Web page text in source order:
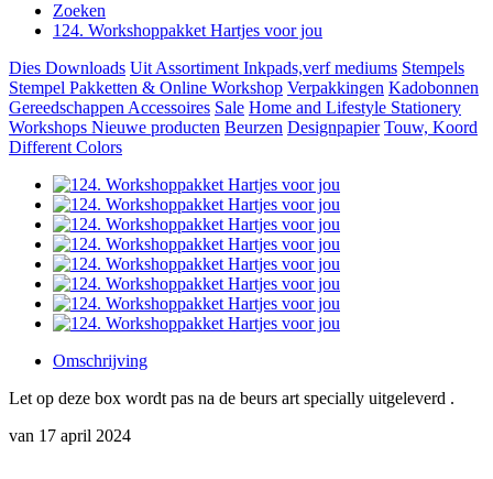
Zoeken
124. Workshoppakket Hartjes voor jou
Dies Downloads Uit Assortiment Inkpads,verf mediums Stempels
Stempel Pakketten & Online Workshop Verpakkingen Kadobonnen
Gereedschappen Accessoires Sale Home and Lifestyle Stationery
Workshops Nieuwe producten Beurzen Designpapier Touw, Koord
Different Colors
Omschrijving
Let op deze box wordt pas na de beurs art specially uitgeleverd .
van 17 april 2024